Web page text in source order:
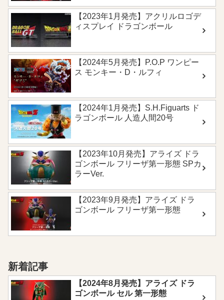
【2023年1月発売】アクリルロゴデ
ィスプレイ ドラゴンボール
【2024年5月発売】P.O.P ワンピー
ス モンキー・D・ルフィ
【2024年1月発売】S.H.Figuarts ド
ラゴンボール 人造人間20号
【2023年10月発売】アライズ ドラ
ゴンボール フリーザ第一形態 SPカ
ラーVer.
【2023年9月発売】アライズ ドラ
ゴンボール フリーザ第一形態
新着記事
【2024年8月発売】アライズ ドラ
ゴンボール セル 第一形態